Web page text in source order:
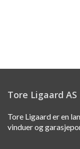
Tore Ligaard AS
Tore Ligaard er en
vinduer og